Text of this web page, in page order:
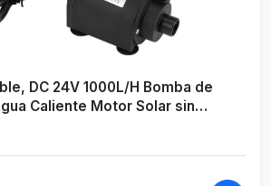
DC 24V 1000L/H Bomba de
Caliente Motor Solar sin
Bomba de Agua Ultra